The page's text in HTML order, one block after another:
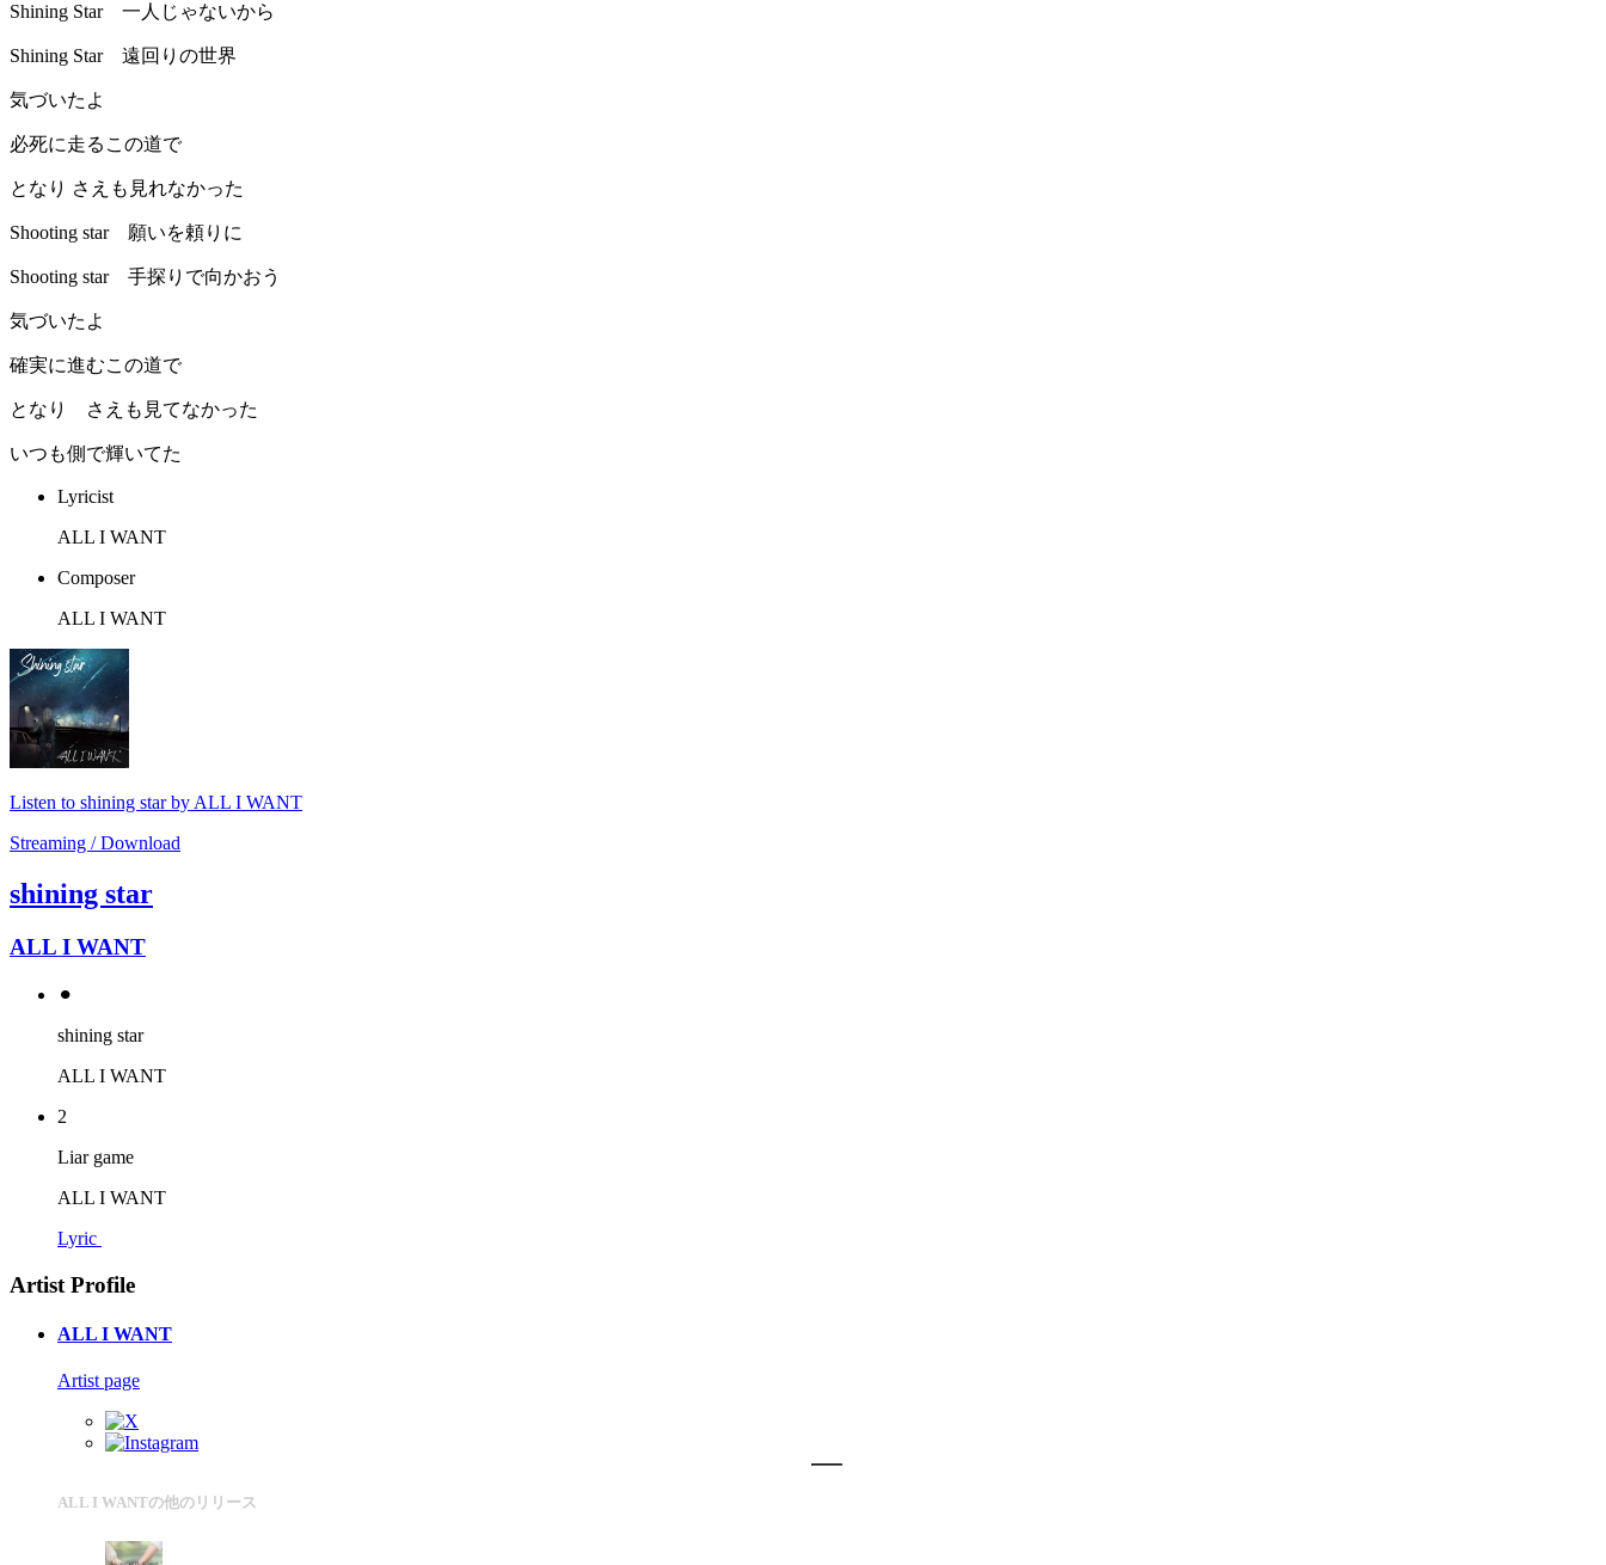
Shining Star 一人じゃないから
Shining Star 遠回りの世界
気づいたよ
必死に走るこの道で
となり さえも見れなかった
Shooting star 願いを頼りに
Shooting star 手探りで向かおう
気づいたよ
確実に進むこの道で
となり さえも見てなかった
いつも側で輝いてた
Lyricist
ALL I WANT
Composer
ALL I WANT
Listen to shining star by ALL I WANT
Streaming / Download
shining star
ALL I WANT
⚫︎
shining star
ALL I WANT
2
Liar game
ALL I WANT
Lyric
Artist Profile
ALL I WANT
Artist page
ALL I WANTの他のリリース